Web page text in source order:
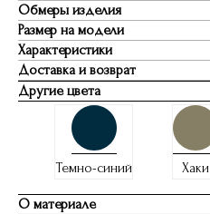
Обмеры изделия
Размер на модели
Характеристики
Доставка и возврат
Другие цвета
Темно-синий Хаки
О материале